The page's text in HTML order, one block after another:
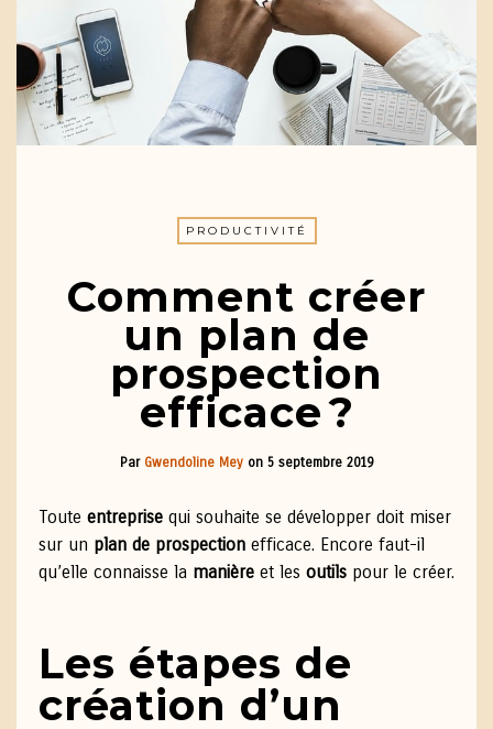
PRODUCTIVITÉ
Comment créer
un plan de
prospection
efficace ?
Par Gwendoline Mey on 5 septembre 2019
Toute entreprise qui souhaite se développer doit miser
sur un plan de prospection efficace. Encore faut-il
qu’elle connaisse la manière et les outils pour le créer.
Les étapes de
création d’un